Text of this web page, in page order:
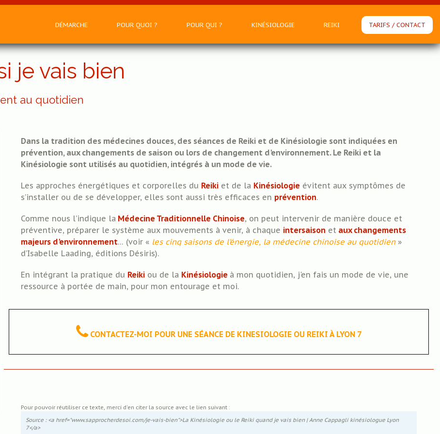
DÉMARCHE
ENTAMER UNE DÉMARCHE
PRINCIPES - DÉONTOLOGIE
POUR QUOI ?
J'AI UN SYMPTÔME
POUR QUI ?
NOURRISSONS - ENFANTS
KINÉSIOLOGIE
HISTOIRE / FONDEMENTS / PRINCIPES
REIKI
HISTOIRE / FONDEMENTS / PRINCIPES
TARIFS / CONTACT
je vais bien
au quotidien
Dans la tradition des médecines douces, des séances de Reiki et de Kinésiologie sont indiquées en
prévention, aux changements de saison ou lors de changement d'environnement. Le Reiki et la
Kinésiologie sont utilisés au quotidien, intégrés à un mode de vie.
Les approches énergétiques et corporelles du Reikiet de la Kinésiologie évitent aux symptômes de
s’installer ou de se développer, elles sont aussi très efficaces en prévention.
Comme nous l’indique la Médecine Traditionnelle Chinoise, on peut intervenir de manière douce et
préventive, préparer le système aux mouvements à venir, à chaque intersaison et aux changements
majeurs d'environnement… (voir « les cinq saisons de l’énergie, la médecine chinoise au quotidien»
d’Isabelle Laading, éditions Désiris).
En intégrant la pratique du Reikiou de la Kinésiologie à mon quotidien, j'en fais un mode de vie, une
ressource à portée de main, pour mon entourage et moi.
CONTACTEZ-MOI POUR UNE SÉANCE DE KINESIOLOGIE OU REIKI À LYON 7
Pour pouvoir réutiliser ce texte, merci d'en citer la source avec le lien suivant :
Source : <a href="www.sapprocherdesoi.com/je-vais-bien">La Kinésiologie ou le Reiki quand je vais bien | Anne Cappagli kinésiologue Lyon
7</a>